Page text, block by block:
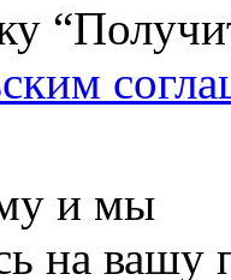
и мы
на вашу